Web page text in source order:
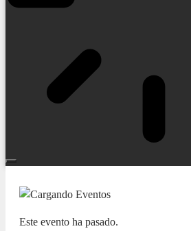
Este evento ha pasado.